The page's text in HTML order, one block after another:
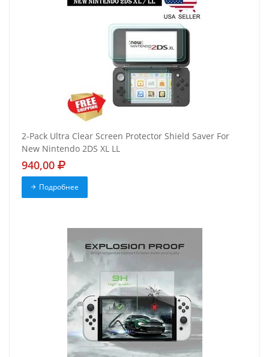
2-Pack Ultra Clear Screen Protector Shield Saver For
New Nintendo 2DS XL LL
940,00
Подробнее